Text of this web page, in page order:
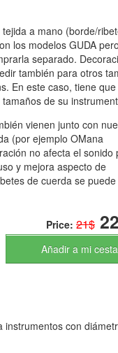
a mano (borde/
los modelos GUDA
separado.
también para otros
En este caso, tiene que
de su
vienen junto con
(por ejemplo OMana
no afecta el sonido
y mejora aspecto de
de cuerda se
Price: 21$
Añadir a mi cesta
instrumentos con